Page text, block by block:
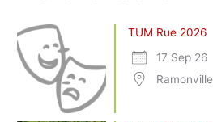
TUM Rue 2026
17 Sep 26
Ramonville